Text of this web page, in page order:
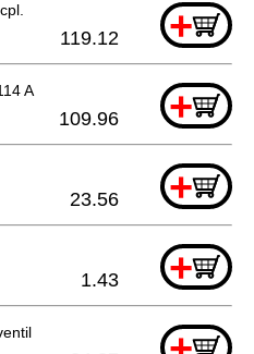
+
119.12
A +
109.96
+
23.56
+
1.43